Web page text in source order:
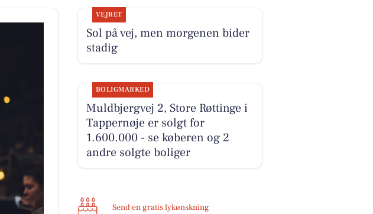
VEJRET
Sol på vej, men morgenen bider
stadig
BOLIGMARKED
Muldbjergvej 2, Store Røttinge i
Tappernøje er solgt for
1.600.000 - se køberen og 2
andre solgte boliger
Send en gratis lykønskning